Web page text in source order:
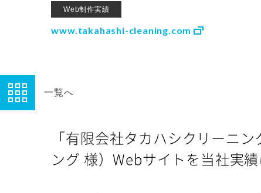
Web制作実績
www.takahashi-cleaning.com
一覧へ
「有限会社タカハシクリーニ
ング 様）Webサイトを当社実